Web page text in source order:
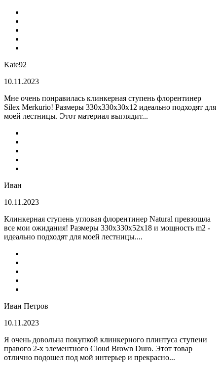
Kate92
10.11.2023
Мне очень понравилась клинкерная ступень флорентинер
Silex Merkurio! Размеры 330х330х30х12 идеально подходят для
моей лестницы. Этот материал выглядит...
Иван
10.11.2023
Клинкерная ступень угловая флорентинер Natural превзошла
все мои ожидания! Размеры 330х330х52х18 и мощность m2 -
идеально подходят для моей лестницы....
Иван Петров
10.11.2023
Я очень довольна покупкой клинкерного плинтуса ступени
правого 2-х элементного Cloud Brown Duro. Этот товар
отлично подошел под мой интерьер и прекрасно...